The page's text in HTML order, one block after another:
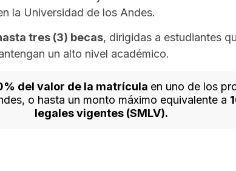
la Universidad de los Andes.
tres (3) becas, dirigidas a estudiantes
un alto nivel académico.
del valor de la matrícula en uno de los
o hasta un monto máximo equivalente a
legales vigentes (SMLV).